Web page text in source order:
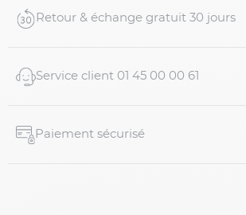
Longueur Xlong, adaptée aux
Retour & échange gratuit 30 jours
Service client 01 45 00 00 61
Paiement sécurisé